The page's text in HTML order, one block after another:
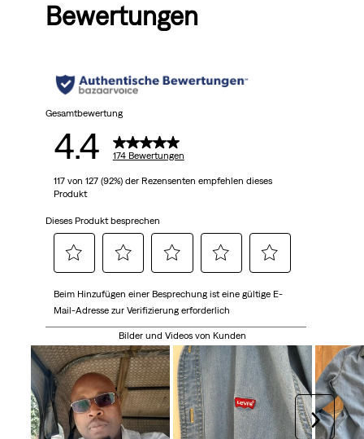
Bewertungen
Gesamtbewertung
4.4 174 Bewertungen
117 von 127 (92%) der Rezensenten empfehlen dieses
Produkt
Dieses Produkt besprechen
Sie
diese
um
den
Artikel
mit
1
Sie
diese
Option,
um
den
Artikel
mit
2
Sie
diese
Option,
um
den
Artikel
mit
3
Sie
diese
Option,
um
den
Artikel
mit
4
Sie
um
den
Artikel
mit
5
Beim Hinzufügen einer Besprechung ist eine gültige E-
Mail-Adresse zur Verifizierung erforderlich
Bilder und Videos von Kunden
Weiter